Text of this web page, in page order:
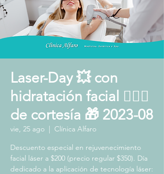
Laser-Day 💥 con
hidratación facial 🧖🏻‍♀️
de cortesía 🎁 2023-08
vie, 25 ago
  |
Clínica Alfaro
Descuento especial en rejuvenecimiento
facial láser a $200 (precio regular $350). Día
dedicado a la aplicación de tecnología láser: